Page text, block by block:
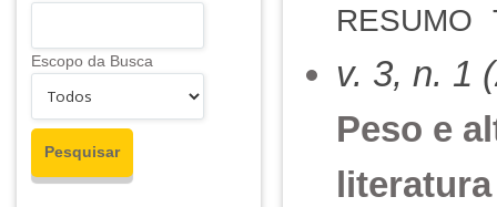
Escopo da Busca
RESUMO
v. 3, n. 1
Peso e
literatura